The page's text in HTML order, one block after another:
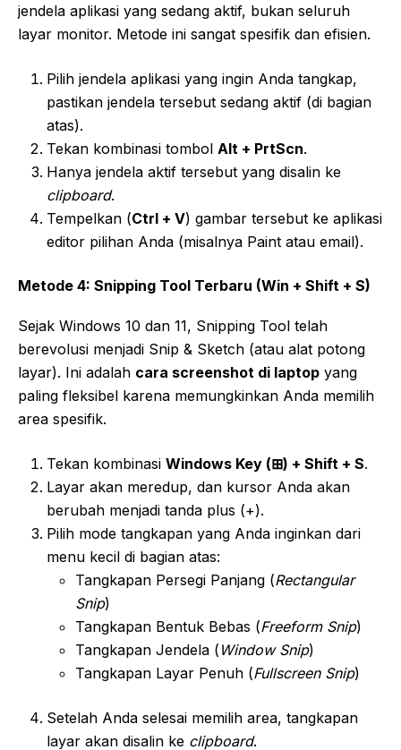
jendela aplikasi yang sedang aktif, bukan seluruh
layar monitor. Metode ini sangat spesifik dan efisien.
Pilih jendela aplikasi yang ingin Anda tangkap,
pastikan jendela tersebut sedang aktif (di bagian
atas).
Tekan kombinasi tombol Alt + PrtScn.
Hanya jendela aktif tersebut yang disalin ke
clipboard.
Tempelkan (Ctrl + V) gambar tersebut ke aplikasi
editor pilihan Anda (misalnya Paint atau email).
Metode 4: Snipping Tool Terbaru (Win + Shift + S)
Sejak Windows 10 dan 11, Snipping Tool telah
berevolusi menjadi Snip & Sketch (atau alat potong
layar). Ini adalah cara screenshot di laptop yang
paling fleksibel karena memungkinkan Anda memilih
area spesifik.
Tekan kombinasi Windows Key (⊞) + Shift + S.
Layar akan meredup, dan kursor Anda akan
berubah menjadi tanda plus (+).
Pilih mode tangkapan yang Anda inginkan dari
menu kecil di bagian atas:
Tangkapan Persegi Panjang (Rectangular
Snip)
Tangkapan Bentuk Bebas (Freeform Snip)
Tangkapan Jendela ( Window Snip)
Tangkapan Layar Penuh (Fullscreen Snip)
Setelah Anda selesai memilih area, tangkapan
layar akan disalin ke clipboard.